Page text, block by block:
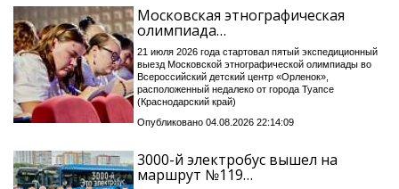
Московская этнографическая
олимпиада…
21 июля 2026 года стартовал пятый экспедиционный
выезд Московской этнографической олимпиады во
Всероссийский детский центр «Орленок»,
расположенный недалеко от города Туапсе
(Краснодарский край)
Опубликовано 04.08.2026 22:14:09
3000-й электробус вышел на
маршрут №119…